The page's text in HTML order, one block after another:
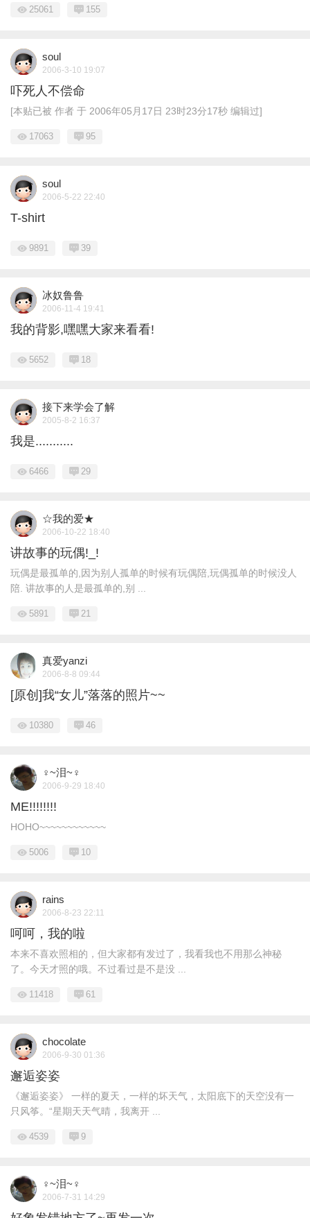
25061 155
soul
2006-3-10 19:07
吓死人不偿命
[本贴已被 作者 于 2006年05月17日 23时23分17秒 编辑过]
17063 95
soul
2006-5-22 22:40
T-shirt
9891 39
冰奴鲁鲁
2006-11-4 19:41
我的背影,嘿嘿大家来看看!
5652 18
接下来学会了解
2005-8-2 16:37
我是...........
6466 29
☆我的爱★
2006-10-22 18:40
讲故事的玩偶!_!
玩偶是最孤单的,因为别人孤单的时候有玩偶陪,玩偶孤单的时候没人
陪. 讲故事的人是最孤单的,别 ...
5891 21
真爱yanzi
2006-8-8 09:44
[原创]我“女儿”落落的照片~~
10380 46
♀~泪~♀
2006-9-29 18:40
ME!!!!!!!!
HOHO~~~~~~~~~~~~
5006 10
rains
2006-8-23 22:11
呵呵，我的啦
本来不喜欢照相的，但大家都有发过了，我看我也不用那么神秘
了。今天才照的哦。不过看过是不是没 ...
11418 61
chocolate
2006-9-30 01:36
邂逅姿姿
《邂逅姿姿》 一样的夏天，一样的坏天气，太阳底下的天空没有一
只风筝。“星期天天气晴，我离开 ...
4539 9
♀~泪~♀
2006-7-31 14:29